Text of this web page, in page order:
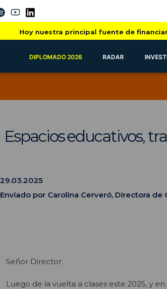
Hoy nuestra principal fuente de
DIPLOMADO 2026 RADAR
Espacios educativos,
29.03.2025
Enviado por Carolina Cerveró, Directora de
Señor Director:
Luego de la vuelta a clases este 2025, y